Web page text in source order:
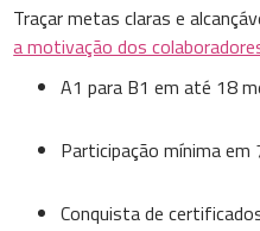
Traçar metas claras e
a motivação dos
A1 para B1 em até 18
Participação mínima em
Conquista de